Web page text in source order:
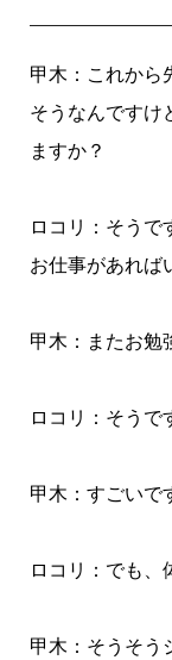
甲木：これから
そうなんですけ
ますか？
ロコリ：そう
お仕事があれば
甲木：またお勉
ロコリ：そうで
甲木：すごいで
ロコリ：でも、
甲木：そうそう